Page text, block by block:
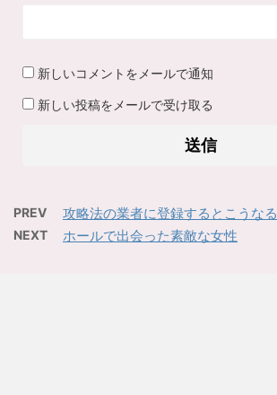
新しいコメントをメールで通知
新しい投稿をメールで受け取る
PREV 攻略法の業者に登録するとこうなる
NEXT ホールで出会った素敵な女性